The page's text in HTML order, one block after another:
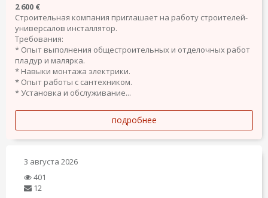
2 600 €
Строительная компания приглашает на работу строителей-
универсалов инсталлятор.
Требования:
* Опыт выполнения общестроительных и отделочных работ
пладур и малярка.
* Навыки монтажа электрики.
* Опыт работы с сантехником.
* Установка и обслуживание...
подробнее
3 августа 2026
401
12